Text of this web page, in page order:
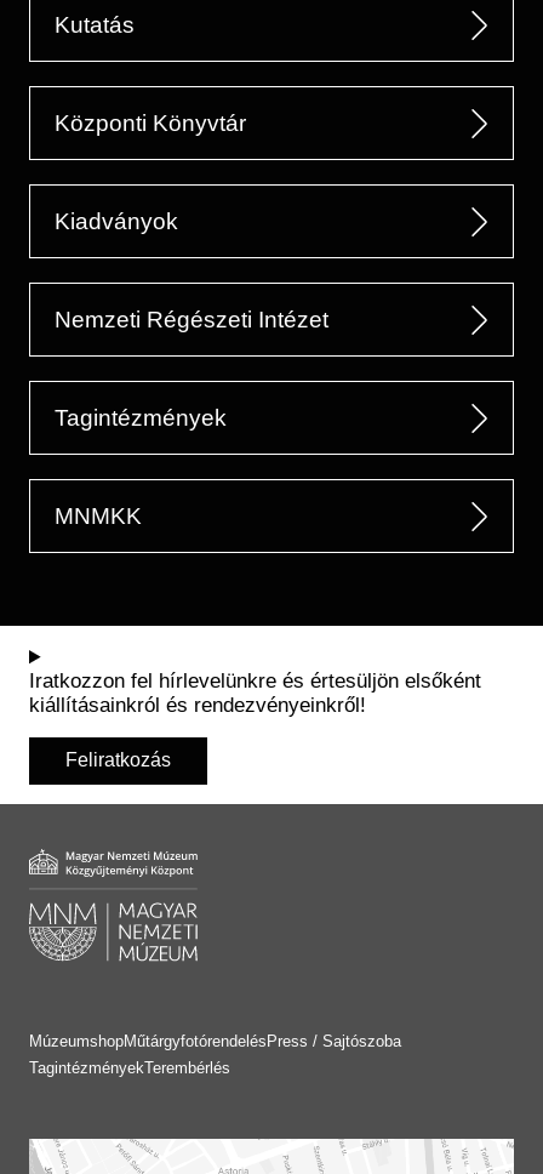
Kutatás
Központi Könyvtár
Kiadványok
Nemzeti Régészeti Intézet
Tagintézmények
MNMKK
Iratkozzon fel hírlevelünkre és értesüljön elsőként
kiállításainkról és rendezvényeinkről!
Feliratkozás
MúzeumshopMűtárgyfotórendelés Press / Sajtószoba
TagintézményekTerembérlés